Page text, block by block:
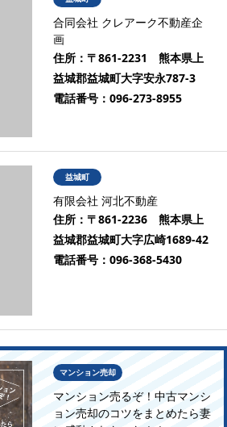
合同会社 クレアーク不動産企
画
住所： 〒861-2231 熊本県上
益城郡益城町大字安永787-3
電話番号： 096-273-8955
益城町
有限会社 河北不動産
住所： 〒861-2236 熊本県上
益城郡益城町大字広崎1689-42
電話番号： 096-368-5430
マンション売却
マンション売るぞ！中古マンシ
ョン売却のコツをまとめたら妻